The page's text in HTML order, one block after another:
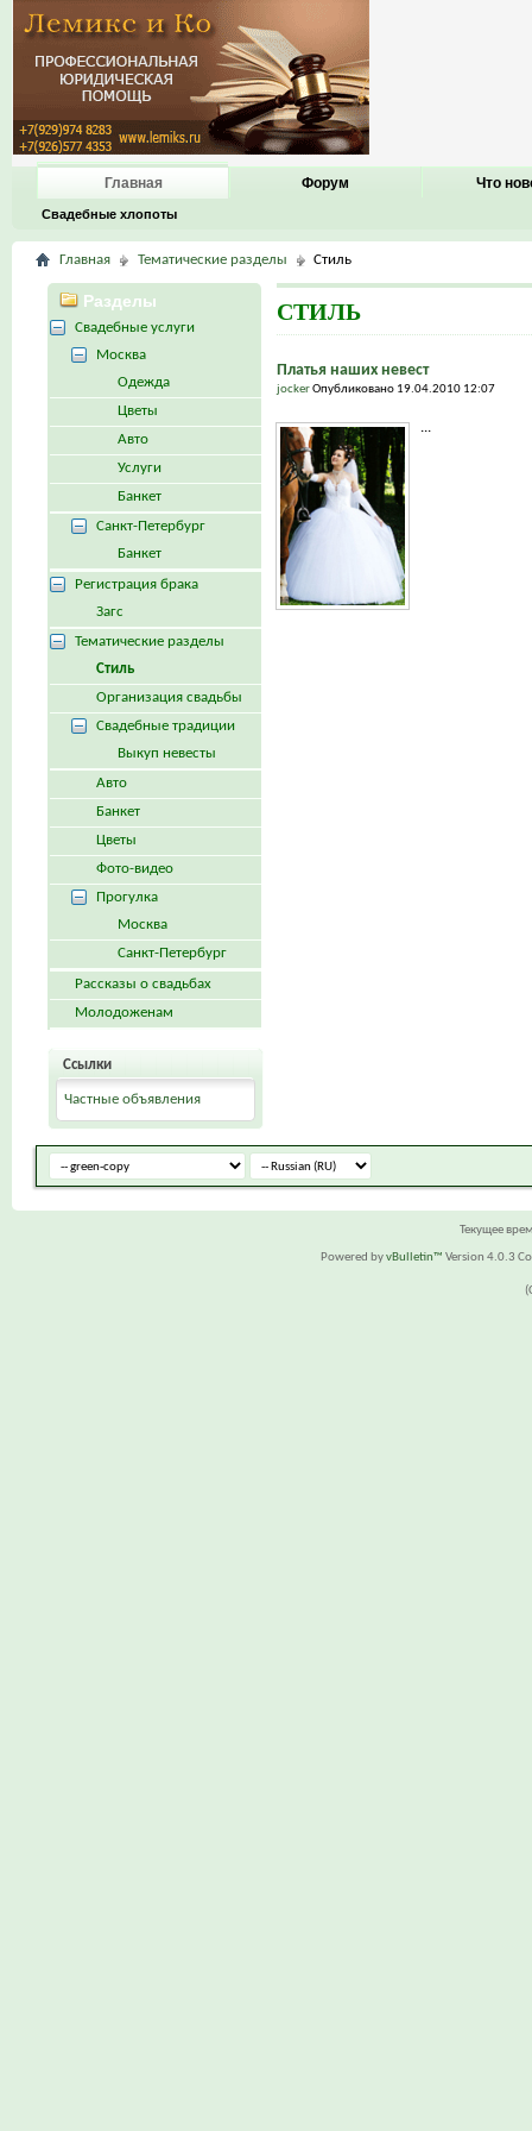
Главная
Свадебные хлопоты
Форум Что
Главная Тематические разделы Стиль
СТИЛЬ
Платья наших невест
jockerОпубликовано 19.04.2010 12:07
...
Разделы
Свадебные услуги
Москва
Одежда
Цветы
Авто
Услуги
Банкет
Санкт-Петербург
Банкет
Регистрация брака
Загс
Тематические разделы
Стиль
Организация свадьбы
Свадебные традиции
Выкуп невесты
Авто
Банкет
Цветы
Фото-видео
Прогулка
Москва
Санкт-Петербург
Рассказы о свадьбах
Молодоженам
Ссылки
Частные объявления
Текущее
Powered byvBulletin™ Version 4.0.3